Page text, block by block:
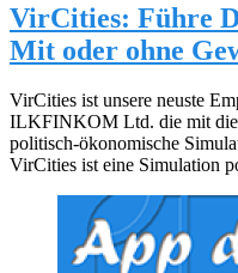
VirCities: Führe
Mit oder ohne
VirCities ist unsere neuste
ILKFINKOM Ltd. die mit
politisch-ökonomische
VirCities ist eine Simulation